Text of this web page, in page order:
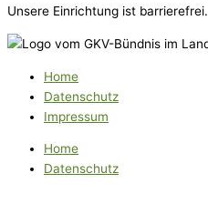
Unsere Einrichtung ist barrierefrei.
Home
Datenschutz
Impressum
Home
Datenschutz